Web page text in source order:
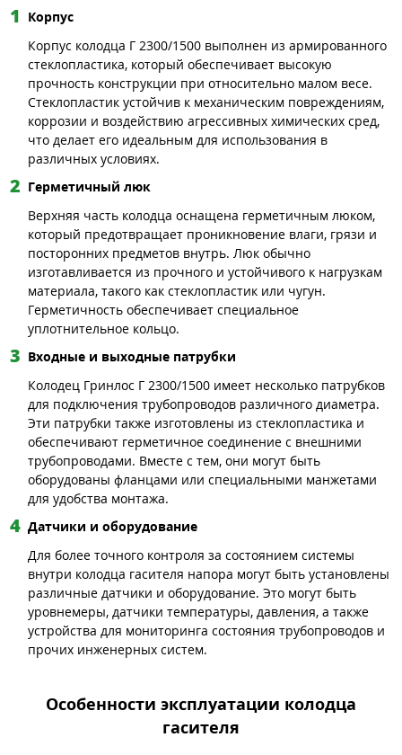
Корпус
Корпус колодца Г 2300/1500 выполнен из армированного
стеклопластика, который обеспечивает высокую
прочность конструкции при относительно малом весе.
Стеклопластик устойчив к механическим повреждениям,
коррозии и воздействию агрессивных химических сред,
что делает его идеальным для использования в
различных условиях.
Герметичный люк
Верхняя часть колодца оснащена герметичным люком,
который предотвращает проникновение влаги, грязи и
посторонних предметов внутрь. Люк обычно
изготавливается из прочного и устойчивого к нагрузкам
материала, такого как стеклопластик или чугун.
Герметичность обеспечивает специальное
уплотнительное кольцо.
Входные и выходные патрубки
Колодец Гринлос Г 2300/1500 имеет несколько патрубков
для подключения трубопроводов различного диаметра.
Эти патрубки также изготовлены из стеклопластика и
обеспечивают герметичное соединение с внешними
трубопроводами. Вместе с тем, они могут быть
оборудованы фланцами или специальными манжетами
для удобства монтажа.
Датчики и оборудование
Для более точного контроля за состоянием системы
внутри колодца гасителя напора могут быть установлены
различные датчики и оборудование. Это могут быть
уровнемеры, датчики температуры, давления, а также
устройства для мониторинга состояния трубопроводов и
прочих инженерных систем.
Особенности эксплуатации колодца
гасителя